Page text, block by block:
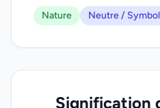
Nature Neutre /
Signification